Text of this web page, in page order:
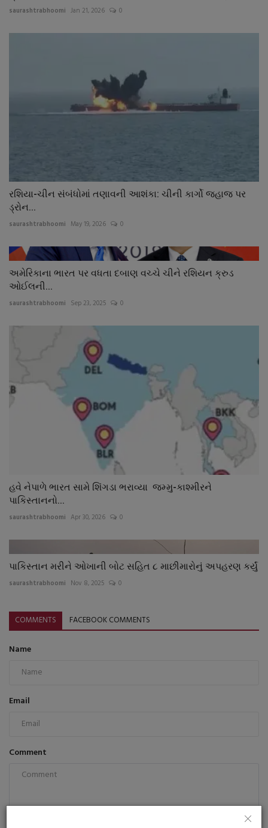
saurashtrabhoomi Jan 21, 2026 0
રશિયા-ચીન સંબંધોમાં તણાવની આશંકા: ચીની કાર્ગો જહાજ પર
ડ્રોન...
saurashtrabhoomi May 19, 2026 0
અમેરિકાના ભારત પર વધતા દબાણ વચ્ચે ચીને રશિયન ક્રુડ
ઓઈલની...
saurashtrabhoomi Sep 23, 2025 0
હવે નેપાળે ભારત સામે શિંગડા ભરાવ્યા જમ્મુ-કાશ્મીરને
પાકિસ્તાનનો...
saurashtrabhoomi Apr 30, 2026 0
પાકિસ્તાન મરીને ઓખાની બોટ સહિત ૮ માછીમારોનું અપહરણ કર્યું
saurashtrabhoomi Nov 8, 2025 0
COMMENTS FACEBOOK COMMENTS
Name
Email
Comment